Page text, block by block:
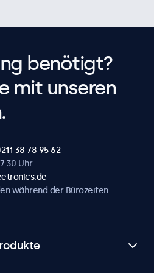
benötigt?
mit unseren
38 78 95 62
Uhr
während der Bürozeiten